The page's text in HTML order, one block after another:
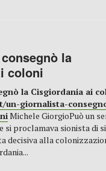
la
coloni
la Cisgiordania ai
un-giornalista-
Michele GiorgioPuò un
si proclamava sionista di
decisiva alla